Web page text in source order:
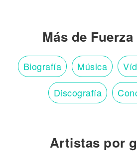
Más de
Biografía Música
Discografía
Artistas por